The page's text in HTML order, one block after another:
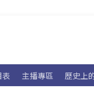
表 主播專區 歷史上